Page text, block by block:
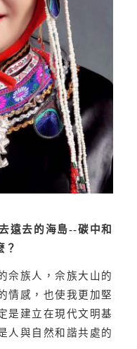
遠去的海島--碳中和
？
佘族人，佘族大山的
情感，也使我更加堅
是建立在現代文明基
人與自然和諧共處的